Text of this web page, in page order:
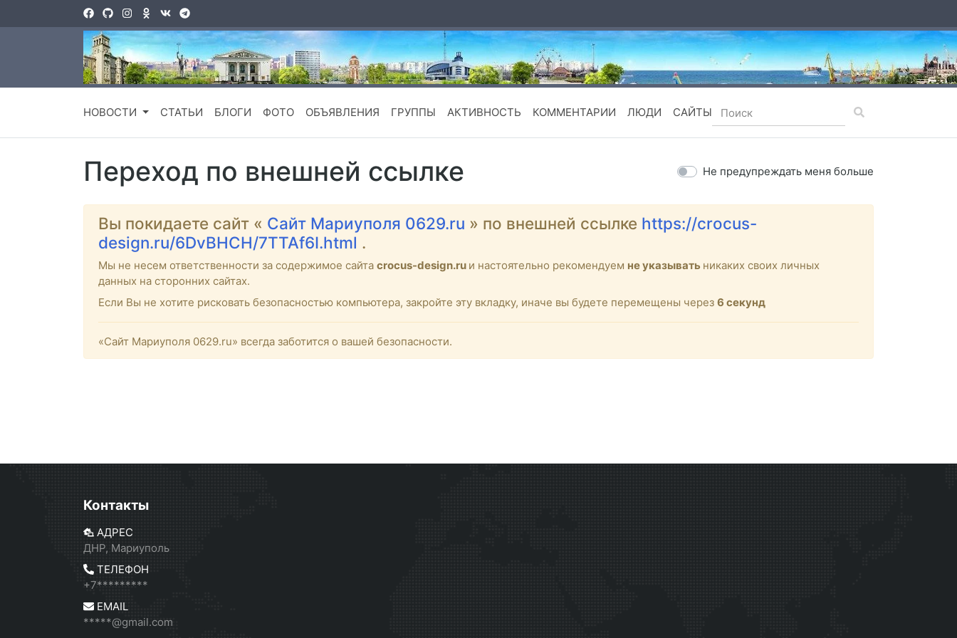
НОВОСТИ СТАТЬИ БЛОГИ ФОТО ОБЪЯВЛЕНИЯ ГРУППЫ АКТИВНОСТЬ КОММЕНТАРИИ ЛЮДИ САЙТЫ
Переход по внешней ссылке Не предупреждать меня больше
Вы покидаете сайт « Сайт Мариуполя 0629.ru » по внешней ссылке https://crocus-
design.ru/6DvBHCH/7TTAf6I.html .
Мы не несем ответственности за содержимое сайта crocus-design.ru и настоятельно рекомендуем не указывать никаких своих личных
данных на сторонних сайтах.
Если Вы не хотите рисковать безопасностью компьютера, закройте эту вкладку, иначе вы будете перемещены через 6 секунд
«Сайт Мариуполя 0629.ru» всегда заботится о вашей безопасности.
Контакты
АДРЕС
ДНР, Мариуполь
ТЕЛЕФОН
+7*********
EMAIL
*****@gmail.com